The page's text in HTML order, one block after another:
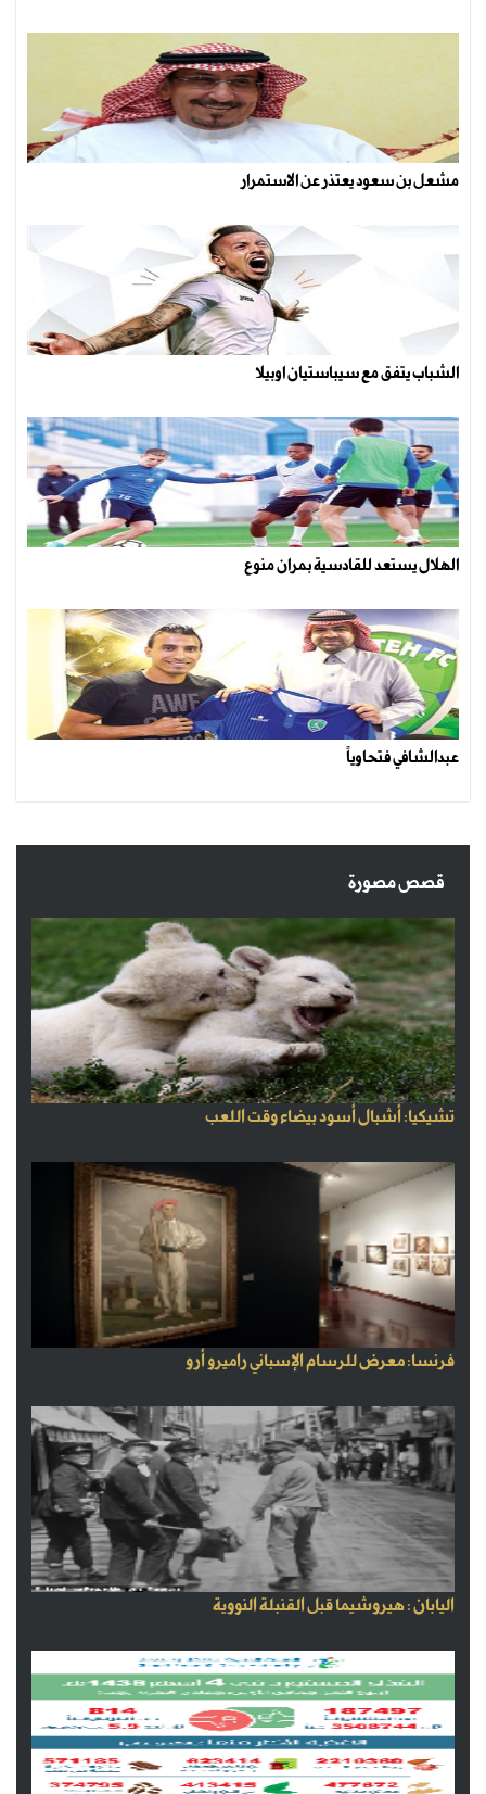
مشعل بن سعود يعتذر عن الاستمرار
الشباب يتفق مع سيباستيان اوبيلا
الهلال يستعد للقادسية بمران منوع
عبدالشافي فتحاوياً
قصص مصورة
تشيكيا: أشبال أسود بيضاء وقت اللعب
فرنسا: معرض للرسام الإسباني راميرو أرو
اليابان : هيروشيما قبل القنبلة النووية